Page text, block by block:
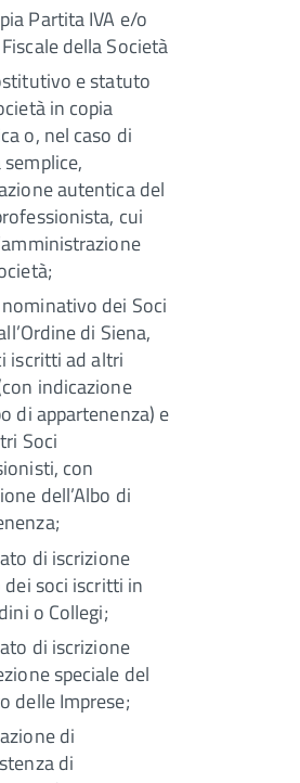
Partita IVA e/o
della Società
e statuto
in copia
o, nel caso di
autentica del
cui
dei Soci
di Siena,
iscritti ad altri
indicazione
di appartenenza) e
Soci
con
dell’Albo di
di iscrizione
dei soci iscritti in
o Collegi;
di iscrizione
speciale del
delle Imprese;
di
di